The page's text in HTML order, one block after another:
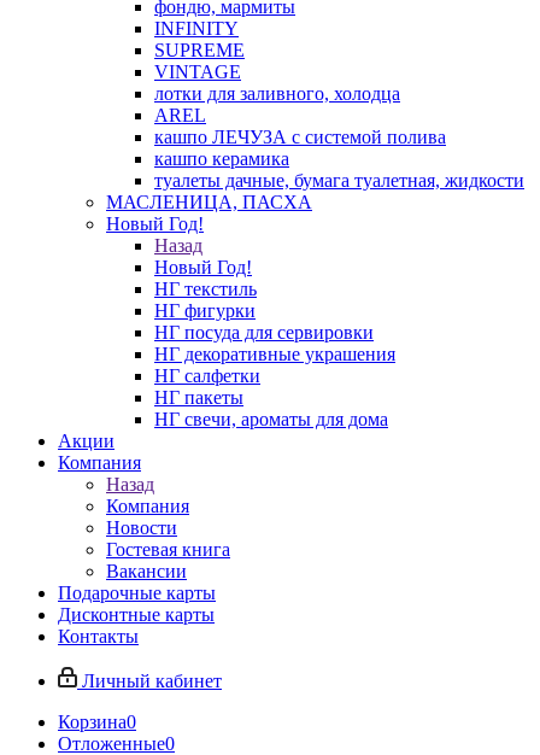
фондю, мармиты
INFINITY
SUPREME
VINTAGE
лотки для заливного, холодца
AREL
кашпо ЛЕЧУЗА с системой полива
кашпо керамика
туалеты дачные, бумага туалетная, жидкости
МАСЛЕНИЦА, ПАСХА
Новый Год!
Назад
Новый Год!
НГ текстиль
НГ фигурки
НГ посуда для сервировки
НГ декоративные украшения
НГ салфетки
НГ пакеты
НГ свечи, ароматы для дома
Акции
Компания
Назад
Компания
Новости
Гостевая книга
Вакансии
Подарочные карты
Дисконтные карты
Контакты
Личный кабинет
Корзина0
Отложенные0